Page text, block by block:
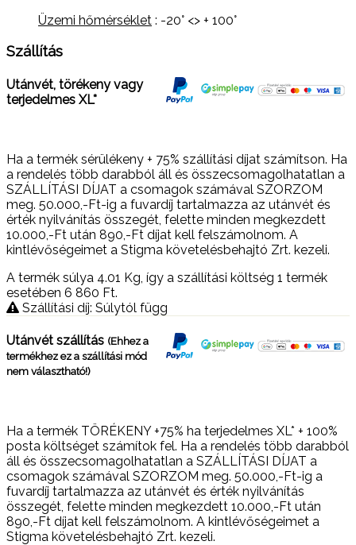
Üzemi hőmérséklet : -20° <> + 100°
Szállítás
Utánvét, törékeny vagy
terjedelmes XL*
Ha a termék sérülékeny + 75% szállítási díjat számítson. Ha
a rendelés több darabból áll és összecsomagolhatatlan a
SZÁLLÍTÁSI DÍJAT a csomagok számával SZORZOM
meg. 50.000,-Ft-ig a fuvardíj tartalmazza az utánvét és
érték nyilvánítás összegét, felette minden megkezdett
10.000,-Ft után 890,-Ft díjat kell felszámolnom. A
kintlévőségeimet a Stigma követelésbehajtó Zrt. kezeli.
A termék súlya 4.01 Kg, így a szállítási költség 1 termék
esetében 6 860 Ft.
Szállítási díj: Súlytól függ
Utánvét szállítás (Ehhez a
termékhez ez a szállítási mód
nem választható!)
Ha a termék TÖRÉKENY +75% ha terjedelmes XL* + 100%
posta költséget számítok fel. Ha a rendelés több darabból
áll és összecsomagolhatatlan a SZÁLLÍTÁSI DÍJAT a
csomagok számával SZORZOM meg. 50.000,-Ft-ig a
fuvardíj tartalmazza az utánvét és érték nyilvánítás
összegét, felette minden megkezdett 10.000,-Ft után
890,-Ft díjat kell felszámolnom. A kintlévőségeimet a
Stigma követelésbehajtó Zrt. kezeli.